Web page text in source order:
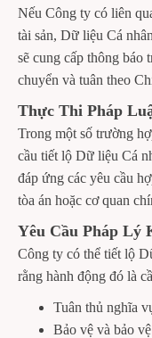
Nếu Công ty có liên
tài sản, Dữ liệu Cá
sẽ cung cấp thông báo
chuyển và tuân theo
Thực Thi Pháp
Trong một số trường
cầu tiết lộ Dữ liệu Cá
đáp ứng các yêu cầu
tòa án hoặc cơ quan
Yêu Cầu Pháp Lý
Công ty có thể tiết lộ
rằng hành động đó là
Tuân thủ nghĩa
Bảo vệ và bảo